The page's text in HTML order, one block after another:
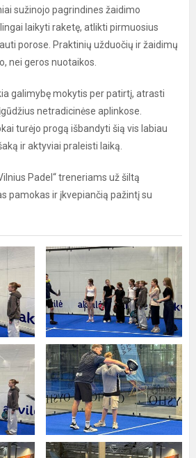
sužinojo pagrindines žaidimo
laikyti raketę, atlikti pirmuosius
porose. Praktinių užduočių ir žaidimų
nei geros nuotaikos.
galimybę mokytis per patirtį, atrasti
netradicinėse aplinkose.
turėjo progą išbandyti šią vis labiau
ir aktyviai praleisti laiką.
Padel“ treneriams už šiltą
pamokas ir įkvepiančią pažintį su